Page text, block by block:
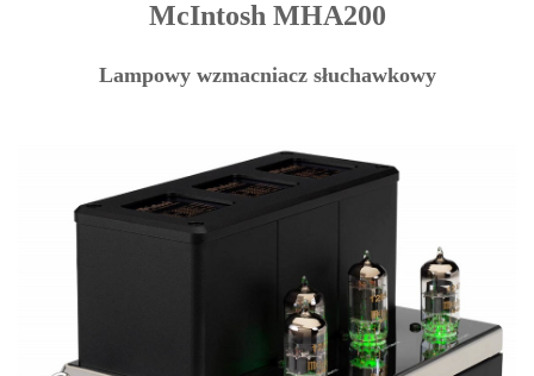
McIntosh MHA200
Lampowy wzmacniacz słuchawkowy